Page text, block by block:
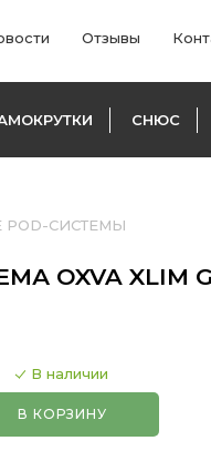
Отзывы
СНЮС
СИСТЕМЫ
OXVA XLIM
В наличии
В КОРЗИНУ